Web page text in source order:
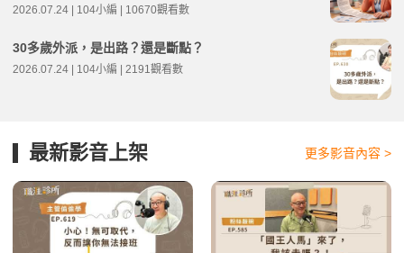
2026.07.24 | 104小編 | 10670觀看數
30多歲外派，是出路？還是斷點？
2026.07.24 | 104小編 | 2191觀看數
最新影音上架 更多影音內容 >